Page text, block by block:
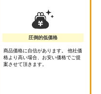
圧倒的低価格
商品価格に自信があります。 他社価
格より高い場合、お安い価格でご提
案させて頂きます。